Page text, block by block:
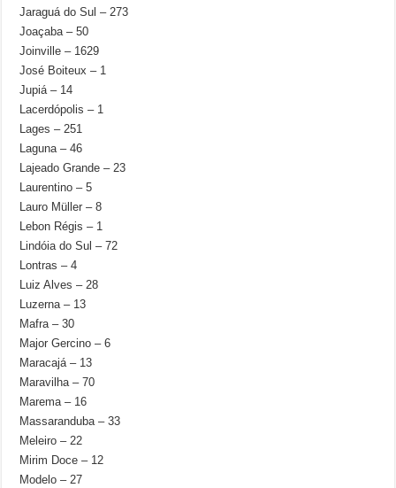
Jaraguá do Sul – 273
Joaçaba – 50
Joinville – 1629
José Boiteux – 1
Jupiá – 14
Lacerdópolis – 1
Lages – 251
Laguna – 46
Lajeado Grande – 23
Laurentino – 5
Lauro Müller – 8
Lebon Régis – 1
Lindóia do Sul – 72
Lontras – 4
Luiz Alves – 28
Luzerna – 13
Mafra – 30
Major Gercino – 6
Maracajá – 13
Maravilha – 70
Marema – 16
Massaranduba – 33
Meleiro – 22
Mirim Doce – 12
Modelo – 27